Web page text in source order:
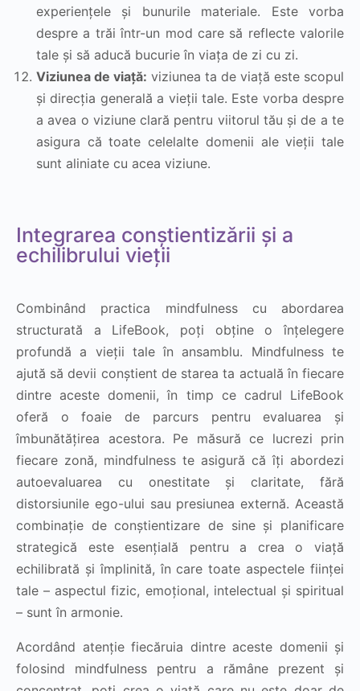
experiențele și bunurile materiale. Este vorba
despre a trăi într-un mod care să reflecte valorile
tale și să aducă bucurie în viața de zi cu zi.
Viziunea de viață: viziunea ta de viață este scopul
și direcția generală a vieții tale. Este vorba despre
a avea o viziune clară pentru viitorul tău și de a te
asigura că toate celelalte domenii ale vieții tale
sunt aliniate cu acea viziune.
Integrarea conștientizării și a
echilibrului vieții
Combinând practica mindfulness cu abordarea
structurată a LifeBook, poți obține o înțelegere
profundă a vieții tale în ansamblu. Mindfulness te
ajută să devii conștient de starea ta actuală în fiecare
dintre aceste domenii, în timp ce cadrul LifeBook
oferă o foaie de parcurs pentru evaluarea și
îmbunătățirea acestora. Pe măsură ce lucrezi prin
fiecare zonă, mindfulness te asigură că îți abordezi
autoevaluarea cu onestitate și claritate, fără
distorsiunile ego-ului sau presiunea externă. Această
combinație de conștientizare de sine și planificare
strategică este esențială pentru a crea o viață
echilibrată și împlinită, în care toate aspectele ființei
tale – aspectul fizic, emoțional, intelectual și spiritual
– sunt în armonie.
Acordând atenție fiecăruia dintre aceste domenii și
folosind mindfulness pentru a rămâne prezent și